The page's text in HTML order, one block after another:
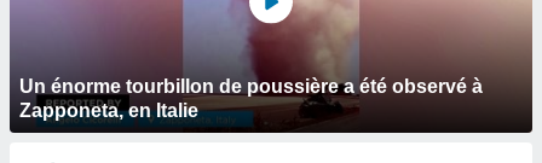
Un énorme tourbillon de poussière a été observé à
Zapponeta, en Italie